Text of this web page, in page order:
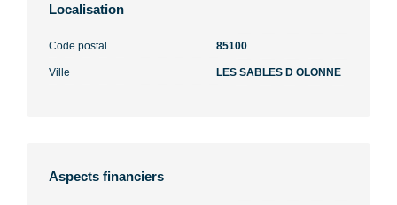
Localisation
Code postal 85100
Ville LES SABLES D OLONNE
Aspects financiers